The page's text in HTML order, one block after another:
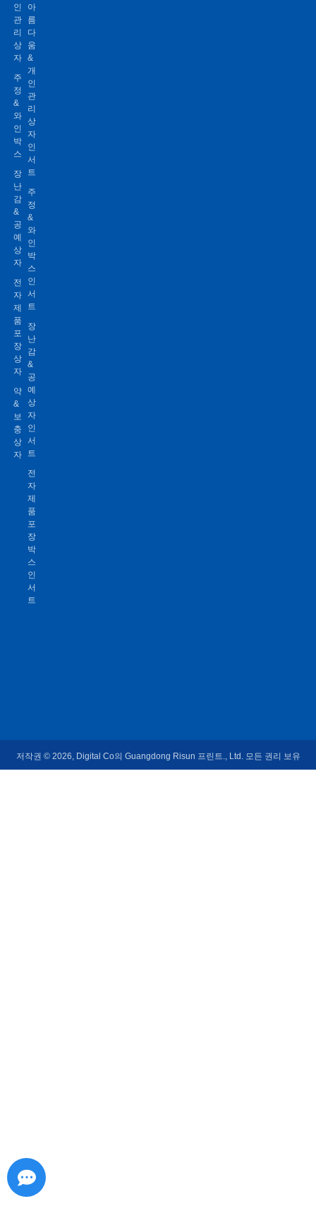
인
관
리
상
자
주
정
&
와
인
박
스
장
난
감
&
공
예
상
자
전
자
제
품
포
장
상
자
약
&
보
충
상
자
아
름
다
움
&
개
인
관
리
상
자
인
서
트
주
정
&
와
인
박
스
인
서
트
장
난
감
&
공
예
상
자
인
서
트
전
자
제
품
포
장
박
스
인
서
트
저작권 © 2026, Digital Co의 Guangdong Risun 프린트., Ltd. 모든 권리 보유